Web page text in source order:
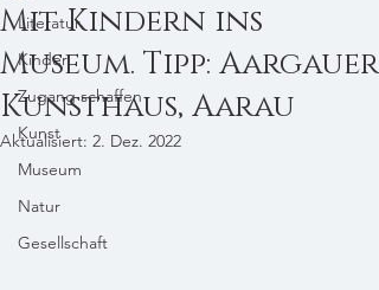
Literatur
Kinder
Zugang schaffen
Kunst
Museum
Natur
Gesellschaft
Mit Kindern ins
Museum. Tipp: Aargauer
Kunsthaus, Aarau
Aktualisiert: 2. Dez. 2022